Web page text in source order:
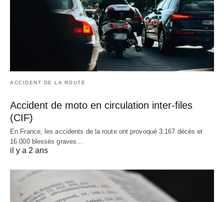
ACCIDENT DE LA ROUTE
Accident de moto en circulation inter-files
(CIF)
En France, les accidents de la route ont provoqué 3.167 décès et
16.000 blessés graves…
il y a 2 ans